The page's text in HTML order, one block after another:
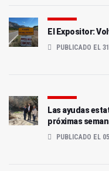
El Expositor:
PUBLICADO EL
Las ayudas
próximas
PUBLICADO EL